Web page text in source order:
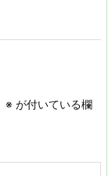
※ が付いている欄